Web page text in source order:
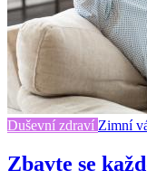
Duševní zdraví Zimní
Zbavte se